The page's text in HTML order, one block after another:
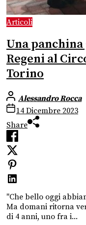
Articoli
Una
Regeni al
Torino
Alessandro Rocca
14 Dicembre 2023
Share
"Che bello oggi
Ma domani ritorna
di 4 anni, uno fra i...